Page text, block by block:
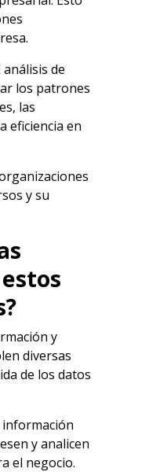
de
los patrones
las
eficiencia en
y su
y
diversas
de los datos
información
y analicen
el negocio.